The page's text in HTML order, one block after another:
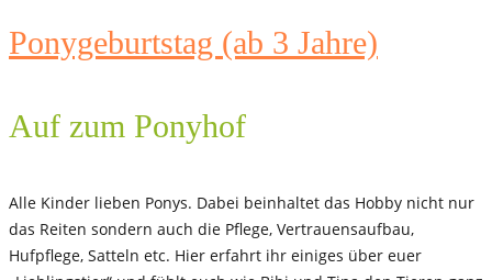
Ponygeburtstag (ab 3 Jahre)
Auf zum Ponyhof
Alle Kinder lieben Ponys. Dabei beinhaltet das Hobby nicht nur
das Reiten sondern auch die Pflege, Vertrauensaufbau,
Hufpflege, Satteln etc. Hier erfahrt ihr einiges über euer